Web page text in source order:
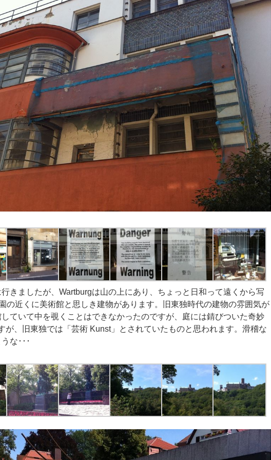
きましたが、Wartburgは山の上にあり、ちょっと日和って遠くから写
近くに美術館と思しき建物があります。旧東独時代の建物の雰囲気が
ていて中を覗くことはできなかったのですが、庭には錆びついた奇妙
が、旧東独では「芸術 Kunst」とされていたものと思われます。滑稽な
な･･･